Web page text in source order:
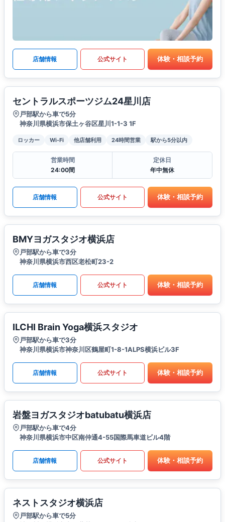
店舗情報 公式サイト 体験・相談予約
セントラルスポーツジム24星川店
戸部駅から車で5分
神奈川県横浜市保土ヶ谷区星川1-1-3 1F
ロッカー Wi-Fi 他店舗利用 24時間営業 駅から5分以内
営業時間
24:00間
定休日
年中無休
店舗情報 公式サイト 体験・相談予約
BMYヨガスタジオ横浜店
戸部駅から車で3分
神奈川県横浜市西区老松町23-2
店舗情報 公式サイト 体験・相談予約
ILCHI Brain Yoga横浜スタジオ
戸部駅から車で3分
神奈川県横浜市神奈川区鶴屋町1-8-1ALPS横浜ビル3F
店舗情報 公式サイト 体験・相談予約
岩盤ヨガスタジオbatubatu横浜店
戸部駅から車で4分
神奈川県横浜市中区南仲通4-55国際馬車道ビル4階
店舗情報 公式サイト 体験・相談予約
ネストスタジオ横浜店
戸部駅から車で5分